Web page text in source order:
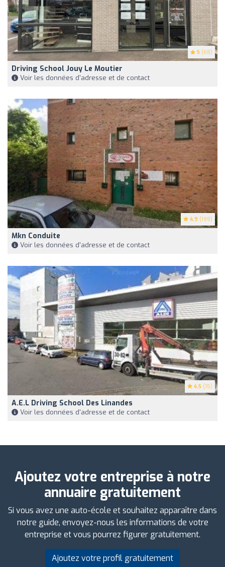
5 (68)
Driving School Jouy Le Moutier
Voir les données d'adresse et de contact
4.9 (199)
Mkn Conduite
Voir les données d'adresse et de contact
4.5 (15)
A.e.l Driving School Des Linandes
Voir les données d'adresse et de contact
Ajoutez votre entreprise à notre
annuaire gratuitement
Si vous avez une auto-école et souhaitez apparaître dans
notre guide, envoyez-nous les informations de votre
entreprise et vous pourrez figurer gratuitement.
Ajoutez votre profil gratuitement